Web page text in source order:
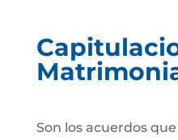
Son los acuerdos